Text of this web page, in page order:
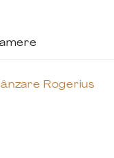
Rogerius